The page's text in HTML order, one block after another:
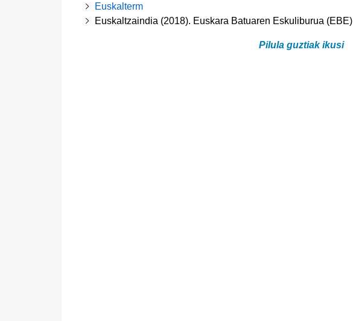
Euskalterm
Euskaltzaindia (2018). Euskara Batuaren Eskuliburua (EBE)
Pilula guztiak ikusi